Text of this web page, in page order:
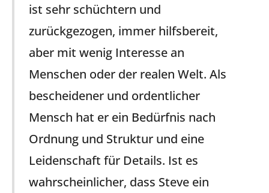
ist sehr schüchtern und
zurückgezogen, immer hilfsbereit,
aber mit wenig Interesse an
Menschen oder der realen Welt. Als
bescheidener und ordentlicher
Mensch hat er ein Bedürfnis nach
Ordnung und Struktur und eine
Leidenschaft für Details. Ist es
wahrscheinlicher, dass Steve ein